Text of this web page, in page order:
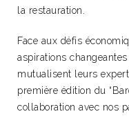
la restauration. ​
Face aux défis
aspirations
mutualisent leurs
première édition du
collaboration avec nos